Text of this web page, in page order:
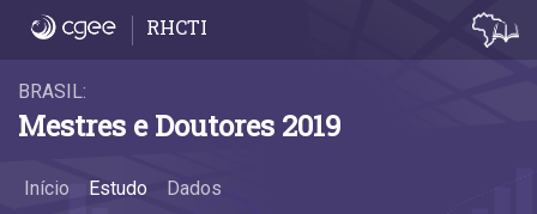
6.6 Remuneração por atividade
RHCTI
BRASIL:
Mestres e Doutores 2019
Início Estudo Dados